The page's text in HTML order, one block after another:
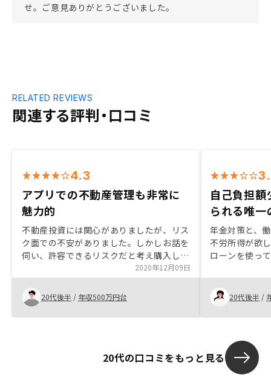
せ。ご意見ありがとうございました。
関連する評判・口コミ
RELATED REVIEWS
4.3
アプリでの不動産管理も非常に
魅力的
不動産投資には関心がありましたが、リス
ク面での不安がありました。しかしお話を
伺い、許容できるリスクだと考え購入しま
した。また物件だけでなく、アプリでの不
動産管理なども非常に魅力的だと思いまし
た。
2020年12月09日
20代後半 / 年収500万円台
自己負担
られる唯一
年金対策と、
不労所得が欲
ローンを使っ
きな収入を数
だと思いまし
20代後半 /
20代の口コミをもっと見る